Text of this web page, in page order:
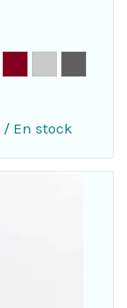
/ En stock